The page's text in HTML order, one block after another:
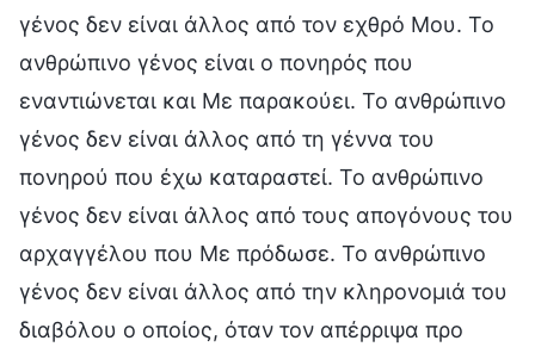
γένος δεν είναι άλλος από τον εχθρό Μου. Το
ανθρώπινο γένος είναι ο πονηρός που
εναντιώνεται και Με παρακούει. Το ανθρώπινο
γένος δεν είναι άλλος από τη γέννα του
πονηρού που έχω καταραστεί. Το ανθρώπινο
γένος δεν είναι άλλος από τους απογόνους του
αρχαγγέλου που Με πρόδωσε. Το ανθρώπινο
γένος δεν είναι άλλος από την κληρονομιά του
διαβόλου ο οποίος, όταν τον απέρριψα προ